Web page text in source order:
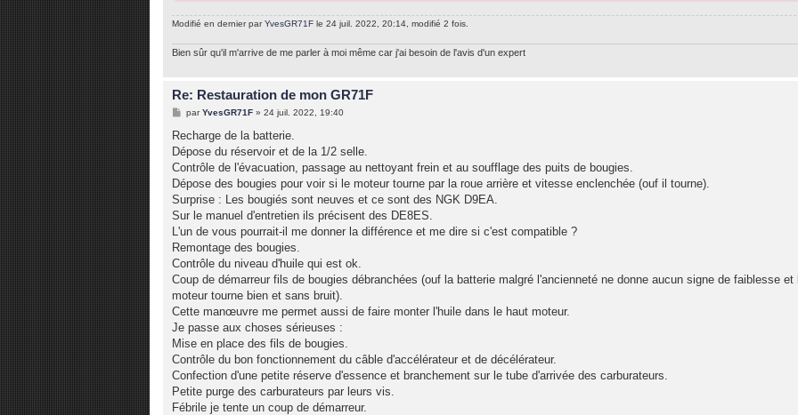
Modifié en dernier parYvesGR71F le 24 juil. 2022, 20:14, modifié 2 fois.
Bien sûr qu'il m'arrive de me parler à moi même car j'ai besoin de l'avis d'un expert
Re: Restauration de mon GR71F
M
s
a
g
parYvesGR71F» 24 juil. 2022, 19:40
Recharge de la batterie.
Dépose du réservoir et de la 1/2 selle.
Contrôle de l'évacuation, passage au nettoyant frein et au soufflage des puits de bougies.
Dépose des bougies pour voir si le moteur tourne par la roue arrière et vitesse enclenchée (ouf il tourne).
Surprise : Les bougiés sont neuves et ce sont des NGK D9EA.
Sur le manuel d'entretien ils précisent des DE8ES.
L'un de vous pourrait-il me donner la différence et me dire si c'est compatible ?
Remontage des bougies.
Contrôle du niveau d'huile qui est ok.
Coup de démarreur fils de bougies débranchées (ouf la batterie malgré l'ancienneté ne donne aucun signe de faiblesse et
moteur tourne bien et sans bruit).
Cette manœuvre me permet aussi de faire monter l'huile dans le haut moteur.
Je passe aux choses sérieuses :
Mise en place des fils de bougies.
Contrôle du bon fonctionnement du câble d'accélérateur et de décélérateur.
Confection d'une petite réserve d'essence et branchement sur le tube d'arrivée des carburateurs.
Petite purge des carburateurs par leurs vis.
Fébrile je tente un coup de démarreur.